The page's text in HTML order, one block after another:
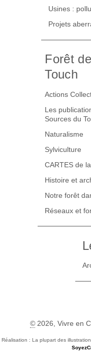
Usines :
Projets
Forêt
Touch
Actions
Les
Sources du
Naturalisme
Sylviculture
CARTES de
Histoire et
Notre forêt
Réseaux et
©2026, Vivre en
Réalisation : La plupart des